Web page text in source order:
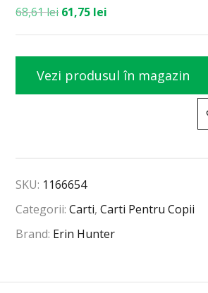
68,61lei 61,75 lei
Vezi produsul în magazin
SKU: 1166654
Categorii:Carti,Carti Pentru Copii
Brand: Erin Hunter